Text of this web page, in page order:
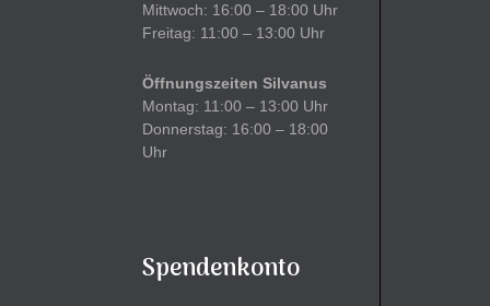
Mittwoch: 16:00 – 18:00 Uhr
Freitag: 11:00 – 13:00 Uhr
Öffnungszeiten Silvanus
Montag: 11:00 – 13:00 Uhr
Donnerstag: 16:00 – 18:00
Uhr
Spendenkonto